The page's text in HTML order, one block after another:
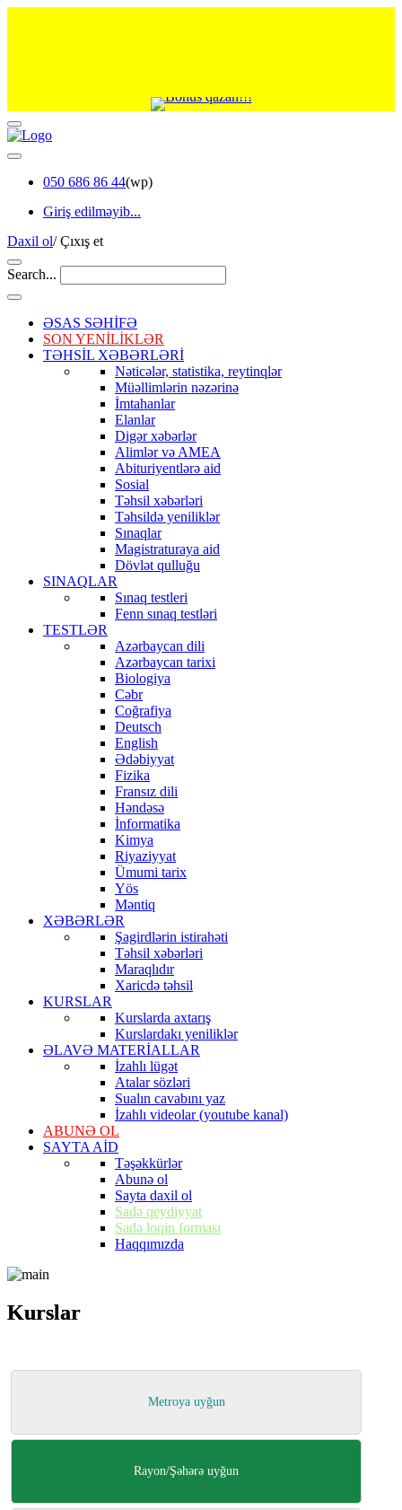
050 686 86 44(wp)
Giriş edilməyib...
Daxil ol/Çıxış et
Search...
ƏSAS SƏHİFƏ
SON YENİLİKLƏR
TƏHSİL XƏBƏRLƏRİ
Nəticələr, statistika, reytinqlər
Müəllimlərin nəzərinə
İmtahanlar
Elanlar
Digər xəbərlər
Alimlər və AMEA
Abituriyentlərə aid
Sosial
Təhsil xəbərləri
Təhsildə yeniliklər
Sınaqlar
Magistraturaya aid
Dövlət qulluğu
SINAQLAR
Sınaq testleri
Fenn sınaq testləri
TESTLƏR
Azərbaycan dili
Azərbaycan tarixi
Biologiya
Cəbr
Coğrafiya
Deutsch
English
Ədəbiyyat
Fizika
Fransız dili
Həndəsə
İnformatika
Kimya
Riyaziyyat
Ümumi tarix
Yös
Məntiq
XƏBƏRLƏR
Şagirdlərin istirahəti
Təhsil xəbərləri
Maraqlıdır
Xaricdə təhsil
KURSLAR
Kurslarda axtarış
Kurslardakı yeniliklər
ƏLAVƏ MATERİALLAR
İzahlı lügət
Atalar sözləri
Sualın cavabını yaz
İzahlı videolar (youtube kanal)
ABUNƏ OL
SAYTA AİD
Təşəkkürlər
Abunə ol
Sayta daxil ol
Sadə qeydiyyat
Sadə loqin forması
Haqqımızda
Kurslar
Kurslar
Metroya uyğun
Rayon/Şəhərə uyğun